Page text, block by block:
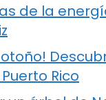
de la
otoño!
Rico